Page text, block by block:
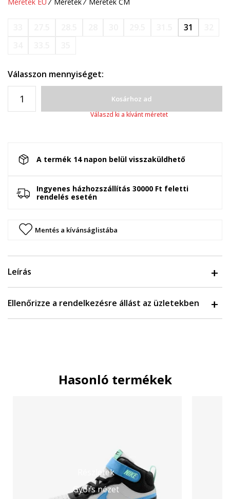
31
Válasszon mennyiséget:
Kosárhoz ad
Válaszd ki a kívánt méretet
A termék 14 napon belül visszaküldhető
Ingyenes házhozszállítás 30000 Ft feletti
rendelés esetén
Mentés a kívánságlistába
Leírás
Ellenőrizze a rendelkezésre állást az üzletekben
Hasonló termékek
Részletek
Gyors nézet